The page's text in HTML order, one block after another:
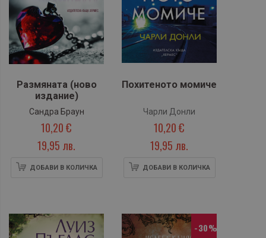
Размяната (ново
издание)
Сандра Браун
10,20 €
19,95 лв.
ДОБАВИ В КОЛИЧКА
Похитеното момиче
Чарли Донли
10,20 €
19,95 лв.
ДОБАВИ В КОЛИЧКА
-30%